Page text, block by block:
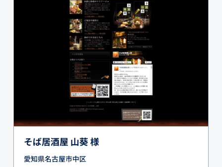
そば居酒屋 山葵 様
愛知県名古屋市中区